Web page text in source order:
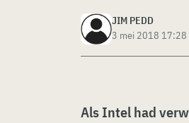
JIM PEDD
3 mei 2018 17:28
Als Intel had